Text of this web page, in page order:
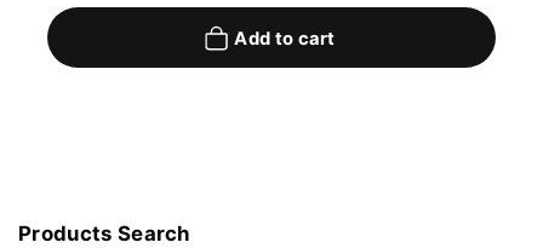
Add to cart
Products Search